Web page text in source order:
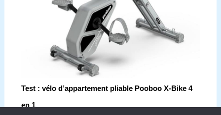
Test : vélo d’appartement pliable Pooboo X-Bike 4
en 1